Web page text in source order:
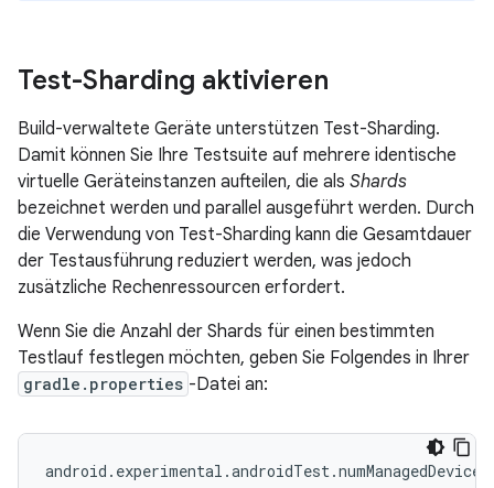
Test-Sharding aktivieren
Build-verwaltete Geräte unterstützen Test-Sharding.
Damit können Sie Ihre Testsuite auf mehrere identische
virtuelle Geräteinstanzen aufteilen, die als Shards
bezeichnet werden und parallel ausgeführt werden. Durch
die Verwendung von Test-Sharding kann die Gesamtdauer
der Testausführung reduziert werden, was jedoch
zusätzliche Rechenressourcen erfordert.
Wenn Sie die Anzahl der Shards für einen bestimmten
Testlauf festlegen möchten, geben Sie Folgendes in Ihrer
gradle.properties -Datei an: